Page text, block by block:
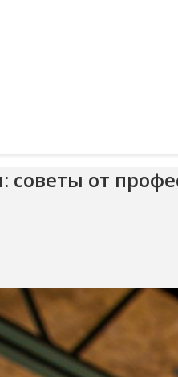
от